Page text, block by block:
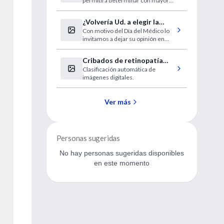
de aterosclerosis
¿Volvería Ud. a elegir la
profesión de médico?
Con motivo del Día del Médico lo
invitamos a dejar su opinión en
Cribados de retinopatía
diabética
Clasificación automática de
imágenes digitales.
Ver más
Personas sugeridas
No hay personas sugeridas disponibles
en este momento